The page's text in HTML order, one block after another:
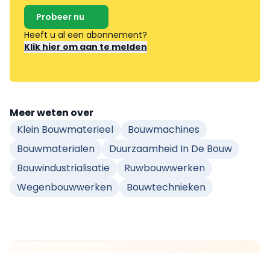
Probeer nu
Heeft u al een abonnement?
Klik hier om aan te melden
Meer weten over
Klein Bouwmaterieel
Bouwmachines
Bouwmaterialen
Duurzaamheid In De Bouw
Bouwindustrialisatie
Ruwbouwwerken
Wegenbouwwerken
Bouwtechnieken